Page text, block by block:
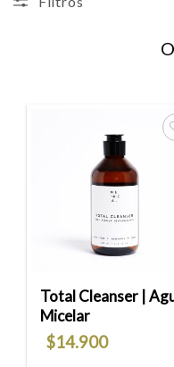
Total Cleanser |
Micelar
$14.900